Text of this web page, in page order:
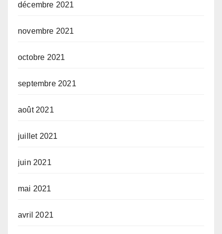
décembre 2021
novembre 2021
octobre 2021
septembre 2021
août 2021
juillet 2021
juin 2021
mai 2021
avril 2021